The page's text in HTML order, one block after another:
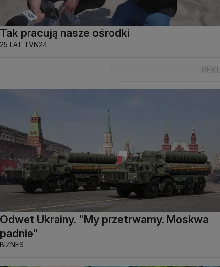
Tak pracują nasze ośrodki
25 LAT TVN24
Odwet Ukrainy. "My przetrwamy. Moskwa
padnie"
BIZNES